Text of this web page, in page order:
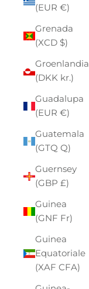
(EUR €)
Grenada
(XCD $)
Groenlandia
(DKK kr.)
Guadalupa
(EUR €)
Guatemala
(GTQ Q)
Guernsey
(GBP £)
Guinea
(GNF Fr)
Guinea
Equatoriale
(XAF CFA)